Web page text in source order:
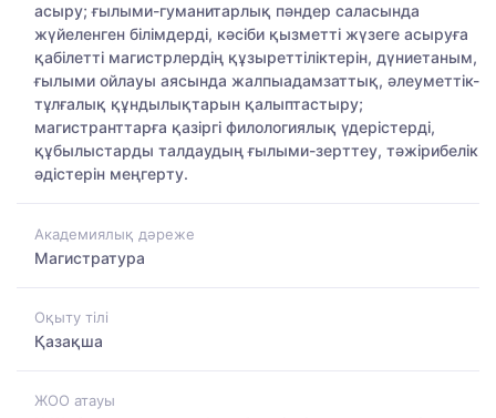
асыру; ғылыми-гуманитарлық пәндер саласында
жүйеленген білімдерді, кәсіби қызметті жүзеге асыруға
қабілетті магистрлердің құзыреттіліктерін, дүниетаным,
ғылыми ойлауы аясында жалпыадамзаттық, әлеуметтік-
тұлғалық құндылықтарын қалыптастыру;
магистранттарға қазіргі филологиялық үдерістерді,
құбылыстарды талдаудың ғылыми-зерттеу, тәжірибелік
әдістерін меңгерту.
Академиялық дәреже
Магистратура
Оқыту тілі
Қазақша
ЖОО атауы